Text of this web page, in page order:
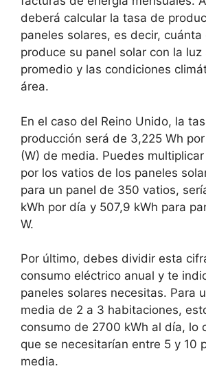
deberá calcular la tasa de
paneles solares, es decir,
produce su panel solar con la luz
promedio y las condiciones
área.
En el caso del Reino Unido, la
producción será de 3,225 Wh
(W) de media. Puedes
por los vatios de los paneles
para un panel de 350 vatios,
kWh por día y 507,9 kWh para
W.
Por último, debes dividir esta
consumo eléctrico anual y te
paneles solares necesitas. Para
media de 2 a 3 habitaciones,
consumo de 2700 kWh al día, lo
que se necesitarían entre 5 y 10
media.